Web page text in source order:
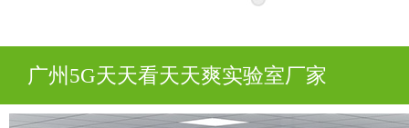
广州5G天天看天天爽实验室厂家